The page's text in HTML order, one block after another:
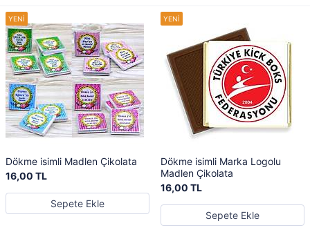
Dökme isimli Madlen Çikolata
16,00 TL
Sepete Ekle
Dökme isimli Marka Logolu
Madlen Çikolata
16,00 TL
Sepete Ekle